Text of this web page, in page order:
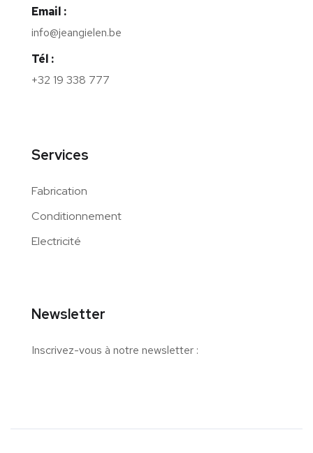
Email :
info@jeangielen.be
Tél :
+32 19 338 777
Services
Fabrication
Conditionnement
Electricité
Newsletter
Inscrivez-vous à notre newsletter :